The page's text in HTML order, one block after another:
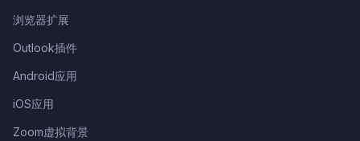
浏览器扩展
Outlook插件
Android应用
iOS应用
Zoom虚拟背景